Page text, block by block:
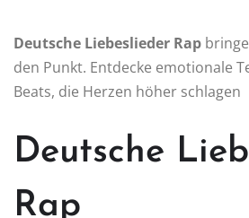
Deutsche Liebeslieder Rap
den Punkt. Entdecke emotionale
Beats, die Herzen höher schlagen
Deutsche
Rap